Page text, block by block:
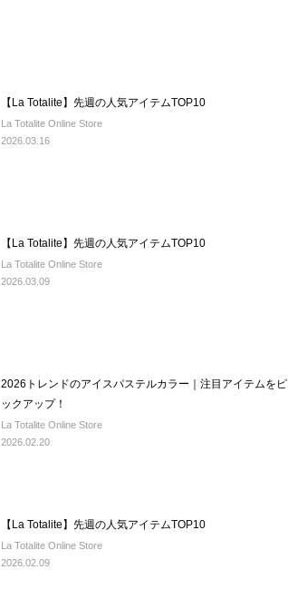
【La Totalite】先週の人気アイテムTOP10
La Totalite Online Store
2026.03.16
【La Totalite】先週の人気アイテムTOP10
La Totalite Online Store
2026.03.09
2026トレンドのアイスパステルカラー｜注目アイテムをピ
ックアップ！
La Totalite Online Store
2026.02.20
【La Totalite】先週の人気アイテムTOP10
La Totalite Online Store
2026.02.09